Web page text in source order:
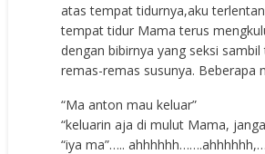
atas tempat tidurnya,aku
tempat tidur Mama terus
dengan bibirnya yang seksi sambil
remas-remas susunya. Beberapa
“Ma anton mau keluar”
“keluarin aja di mulut Mama,
“iya ma”…..